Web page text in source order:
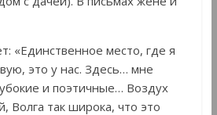
«Единственное место, где я
это у нас. Здесь… мне
и поэтичные… Воздух
Волга так широка, что это